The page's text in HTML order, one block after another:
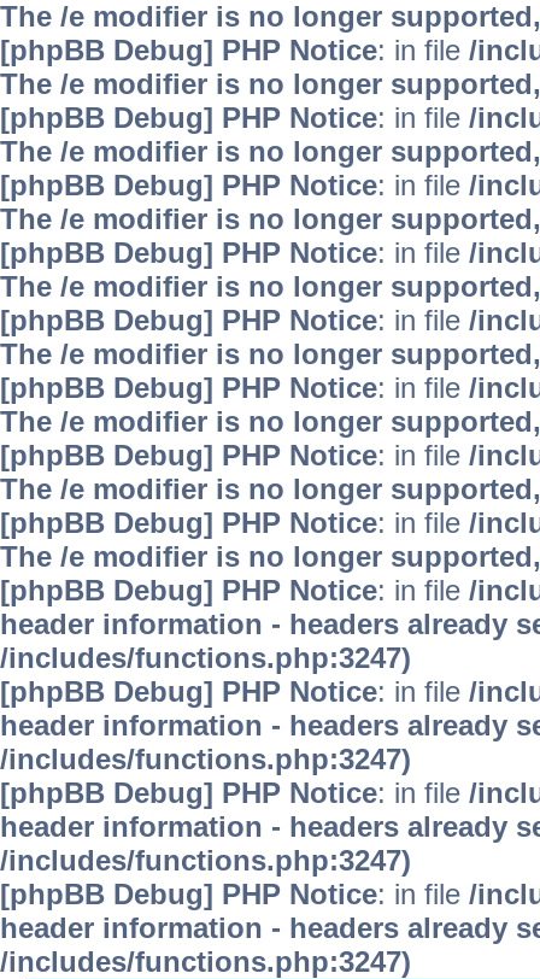
The /e modifier is no longer
[phpBB Debug] PHP Notice: in file /
The /e modifier is no longer
[phpBB Debug] PHP Notice: in file /
The /e modifier is no longer
[phpBB Debug] PHP Notice: in file /
The /e modifier is no longer
[phpBB Debug] PHP Notice: in file /
The /e modifier is no longer
[phpBB Debug] PHP Notice: in file /
The /e modifier is no longer
[phpBB Debug] PHP Notice: in file /
The /e modifier is no longer
[phpBB Debug] PHP Notice: in file /
The /e modifier is no longer
[phpBB Debug] PHP Notice: in file /
The /e modifier is no longer
[phpBB Debug] PHP Notice: in file /
header information - headers already
/includes/functions.php:3247)
[phpBB Debug] PHP Notice: in file /
header information - headers already
/includes/functions.php:3247)
[phpBB Debug] PHP Notice: in file /
header information - headers already
/includes/functions.php:3247)
[phpBB Debug] PHP Notice: in file /
header information - headers already
/includes/functions.php:3247)